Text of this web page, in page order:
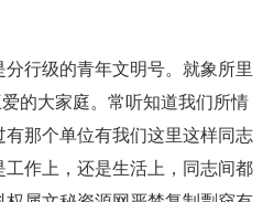
行级的青年文明号。就象所里
的大家庭。常听知道我们所情
那个单位有我们这里这样同志
作上，还是生活上，同志间都